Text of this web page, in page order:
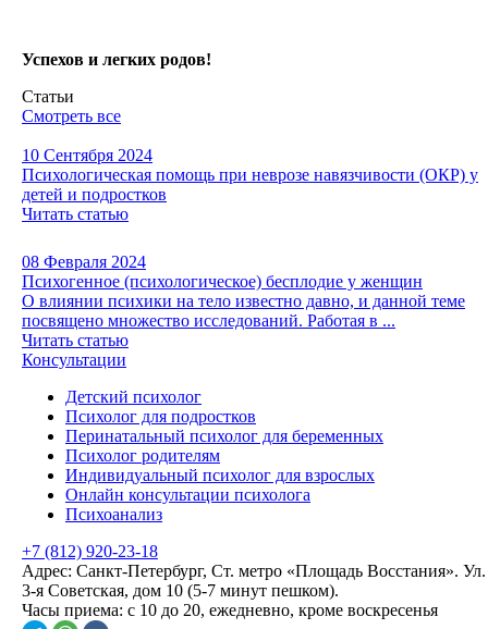
Успехов и легких родов!
Статьи
Смотреть все
10 Сентября 2024
Психологическая помощь при неврозе навязчивости (ОКР) у
детей и подростков
Читать статью
08 Февраля 2024
Психогенное (психологическое) бесплодие у женщин
О влиянии психики на тело известно давно, и данной теме
посвящено множество исследований. Работая в ...
Читать статью
Консультации
Детский психолог
Психолог для подростков
Перинатальный психолог для беременных
Психолог родителям
Индивидуальный психолог для взрослых
Онлайн консультации психолога
Психоанализ
+7 (812) 920-23-18
Адрес: Санкт-Петербург, Ст. метро «Площадь Восстания». Ул.
3-я Советская, дом 10 (5-7 минут пешком).
Часы приема: с 10 до 20, ежедневно, кроме воскресенья